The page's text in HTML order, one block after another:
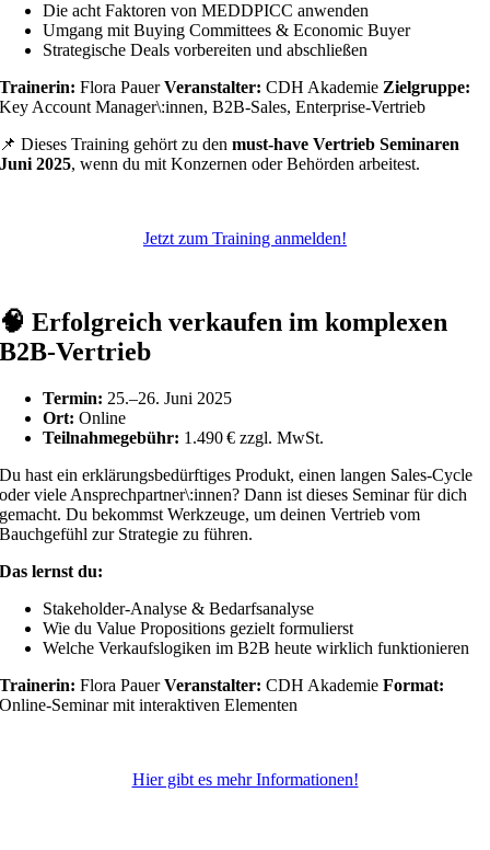
Die acht Faktoren von MEDDPICC anwenden
Umgang mit Buying Committees & Economic Buyer
Strategische Deals vorbereiten und abschließen
Trainerin: Flora PauerVeranstalter: CDH Akademie Zielgruppe:
Key Account Manager\:innen, B2B-Sales, Enterprise-Vertrieb
📌 Dieses Training gehört zu denmust-have Vertrieb Seminaren
Juni 2025, wenn du mit Konzernen oder Behörden arbeitest.
Jetzt zum Training anmelden!
🧠Erfolgreich verkaufen im komplexen
B2B-Vertrieb
Termin: 25.–26. Juni 2025
Ort: Online
Teilnahmegebühr: 1.490 € zzgl. MwSt.
Du hast ein erklärungsbedürftiges Produkt, einen langen Sales-Cycle
oder viele Ansprechpartner\:innen? Dann ist dieses Seminar für dich
gemacht. Du bekommst Werkzeuge, um deinen Vertrieb vom
Bauchgefühl zur Strategie zu führen.
Das lernst du:
Stakeholder-Analyse & Bedarfsanalyse
Wie du Value Propositions gezielt formulierst
Welche Verkaufslogiken im B2B heute wirklich funktionieren
Trainerin: Flora PauerVeranstalter: CDH AkademieFormat:
Online-Seminar mit interaktiven Elementen
Hier gibt es mehr Informationen!